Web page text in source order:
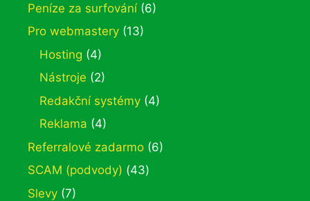
Peníze za surfování(6)
Pro webmastery (13)
Hosting (4)
Nástroje (2)
Redakční systémy (4)
Reklama (4)
Referralové zadarmo (6)
SCAM (podvody) (43)
Slevy (7)